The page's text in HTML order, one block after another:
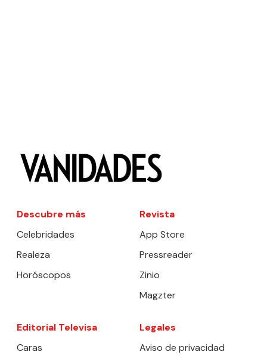
Descubre más
Celebridades
Realeza
Horóscopos
Revista
App Store
Pressreader
Zinio
Magzter
Editorial Televisa
Caras
Legales
Aviso de privacidad